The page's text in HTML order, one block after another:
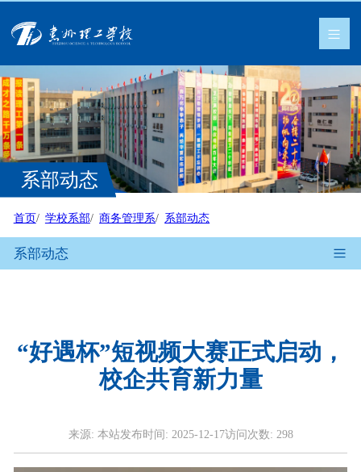
系部动态
首页 学校系部 商务管理系 系部动态
系部动态
“好遇杯”短视频大赛正式启动，
校企共育新力量
来源: 本站发布时间: 2025-12-17访问次数: 298